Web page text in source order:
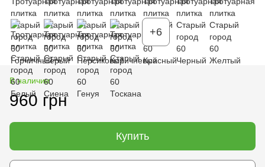
+6
В наличии
960 грн
Купить